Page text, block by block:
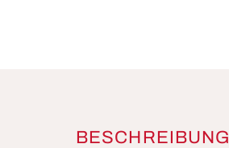
BESCHREIBUNG